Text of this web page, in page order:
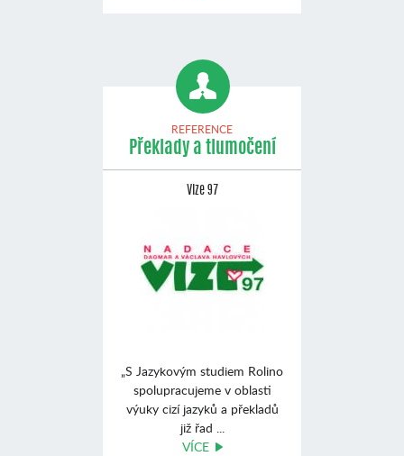
REFERENCE
Překlady a tlumočení
Vize 97
„S Jazykovým studiem Rolino
spolupracujeme v oblasti
výuky cizí jazyků a překladů
již řad ...
VÍCE